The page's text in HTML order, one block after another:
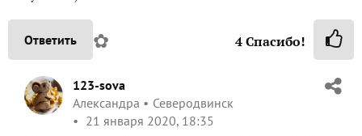
Ответить ✿ 4Спасибо!
123-sova
Александра
Северодвинск
21 января 2020, 18:35